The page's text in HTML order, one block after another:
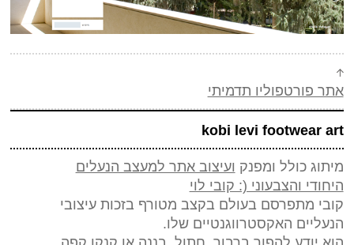
אתר פורטפוליו תדמיתי
kobi levi footwear art
מיתוג כולל ומפנק ועיצוב אתר למעצב הנעלים
היחודי והצבעוני (: קובי לוי
קובי מתפרסם בעולם בקצב מטורף בזכות עיצובי
הנעליים האקסטרווגנטיים שלו.